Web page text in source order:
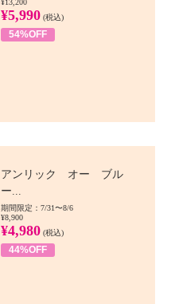
¥13,200
¥5,990 (税込)
54%OFF
アンリック オー ブル
ー...
期間限定：7/31〜8/6
¥8,900
¥4,980 (税込)
44%OFF